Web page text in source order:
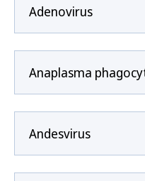
Adenovirus
Anaplasma
Andesvirus